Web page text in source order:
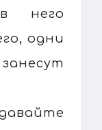
него
одни